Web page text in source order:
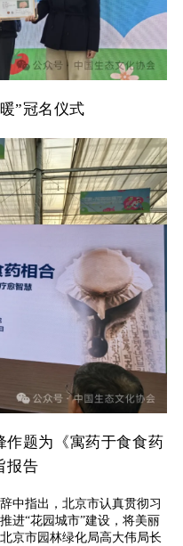
”冠名仪式
作题为《寓药于食食药
报告
指出，北京市认真贯彻习
进“花园城市”建设，将美丽
京市园林绿化局高大伟局长